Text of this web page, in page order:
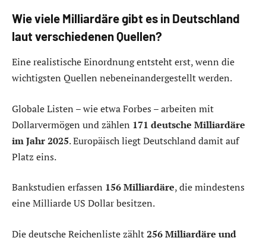
Wie viele Milliardäre gibt es in Deutschland
laut verschiedenen Quellen?
Eine realistische Einordnung entsteht erst, wenn die
wichtigsten Quellen nebeneinandergestellt werden.
Globale Listen – wie etwa Forbes – arbeiten mit
Dollarvermögen und zählen 171 deutsche Milliardäre
im Jahr 2025. Europäisch liegt Deutschland damit auf
Platz eins.
Bankstudien erfassen 156 Milliardäre, die mindestens
eine Milliarde US Dollar besitzen.
Die deutsche Reichenliste zählt256 Milliardäre und